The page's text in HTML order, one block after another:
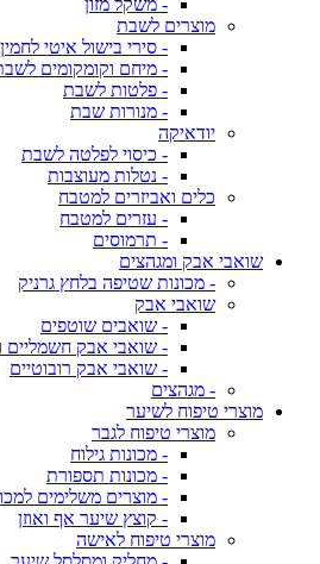
- משקל מזון
מוצרים לשבת
- סירי בישול איטי
- מיחם וקומקומים
- פלטות לשבת
- מנורות שבת
יודאיקה
- כיסוי לפלטה לשבת
- נטלות מעוצבות
כלים ואביזרים למטבח
- עזרים למטבח
- תרמוסים
שואבי אבק ומגהצים
- מכונות שטיפה בלחץ גרניק
שואבי אבק
- שואבים שוטפים
- שואבי אבק חשמליים
- שואבי אבק רובוטיים
- מגהצים
מוצרי טיפוח לשיער
מוצרי טיפוח לגבר
- מכונות גילוח
- מכונות תספורת
- מוצרים משלימים
- קוצץ שיער אף ואוזן
מוצרי טיפוח לאישה